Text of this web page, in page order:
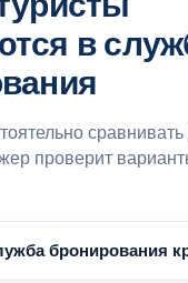
в
проверит
бронирования